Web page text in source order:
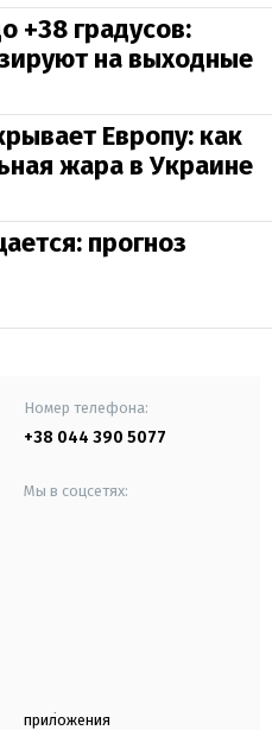
+38 градусов:
на выходные
Европу: как
жара в Украине
прогноз
Номер телефона:
+38 044 390 5077
Мы в соцсетях:
приложения